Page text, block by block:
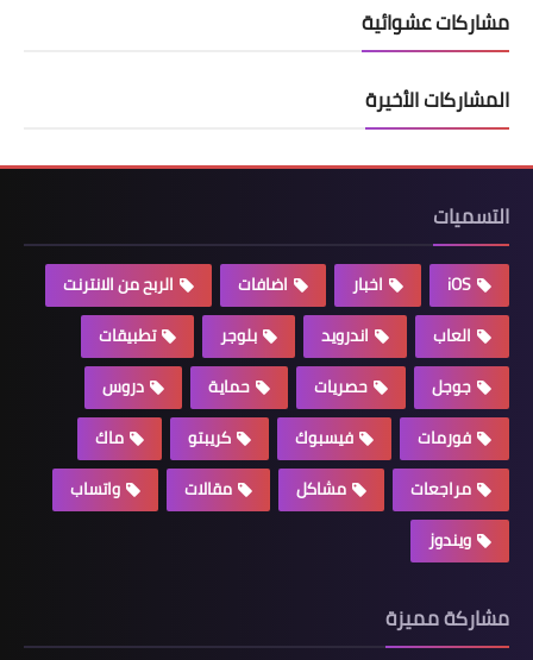
مشاركات عشوائية
المشاركات الأخيرة
التسميات
iOS اخبار اضافات
الربح من الانترنت
العاب
اندرويد بلوجر
تطبيقات
جوجل
حصريات حماية
دروس
فورمات
فيسبوك كريبتو
ماك
مراجعات
مشاكل مقالات
واتساب
ويندوز
مشاركة مميزة